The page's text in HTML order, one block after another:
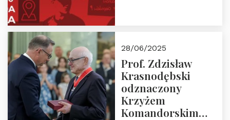
28/06/2025
Prof. Zdzisław
Krasnodębski
odznaczony
Krzyżem
Komandorskim